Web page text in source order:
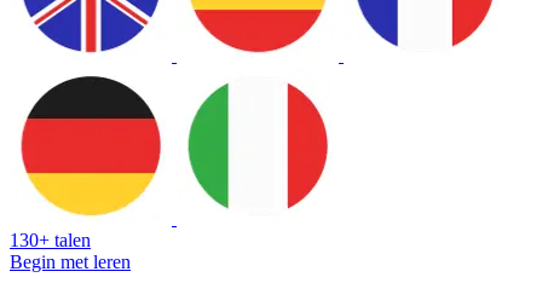
130+ talen
Begin met leren